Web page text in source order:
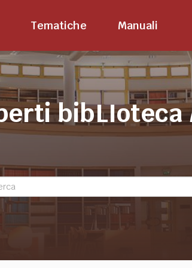
Tematiche Manuali
bibLIoteca